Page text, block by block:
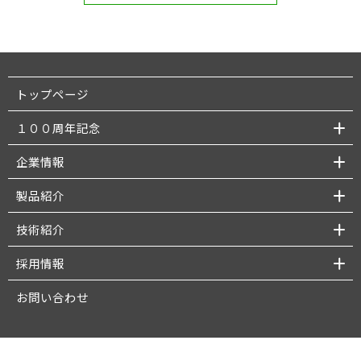
トップページ
１００周年記念
企業情報
製品紹介
技術紹介
採用情報
お問い合わせ